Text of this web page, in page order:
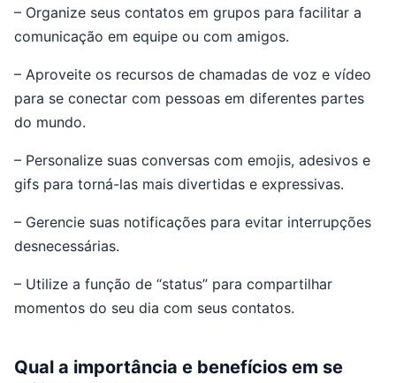
– Organize seus contatos em grupos para facilitar a
comunicação em equipe ou com amigos.
– Aproveite os recursos de chamadas de voz e vídeo
para se conectar com pessoas em diferentes partes
do mundo.
– Personalize suas conversas com emojis, adesivos e
gifs para torná-las mais divertidas e expressivas.
– Gerencie suas notificações para evitar interrupções
desnecessárias.
– Utilize a função de “status” para compartilhar
momentos do seu dia com seus contatos.
Qual a importância e benefícios em se